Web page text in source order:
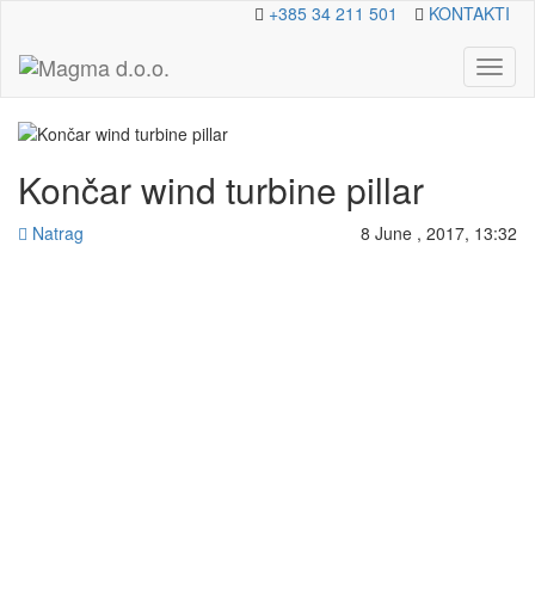
+385 34 211 501 KONTAKTI
Končar wind turbine pillar
Natrag 8 June , 2017, 13:32